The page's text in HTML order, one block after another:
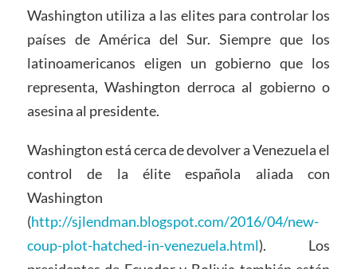
Washington utiliza a las elites para controlar los
países de América del Sur. Siempre que los
latinoamericanos eligen un gobierno que los
representa, Washington derroca al gobierno o
asesina al presidente.
Washington está cerca de devolver a Venezuela el
control de la élite española aliada con
Washington
(http://sjlendman.blogspot.com/2016/04/new-
coup-plot-hatched-in-venezuela.html). Los